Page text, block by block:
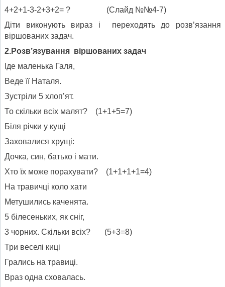
4+2+1-3-2+3+2= ? (Слайд №№4-7)
Діти виконують вираз і переходять до розв’язання
віршованих задач.
2.Розв’язування віршованих задач
Іде маленька Галя,
Веде її Наталя.
Зустріли 5 хлоп’ят.
То скільки всіх малят? (1+1+5=7)
Біля річки у кущі
Заховалися хрущі:
Дочка, син, батько і мати.
Хто їх може порахувати? (1+1+1+1=4)
На травичці коло хати
Метушились каченята.
5 білесеньких, як сніг,
3 чорних. Скільки всіх? (5+3=8)
Три веселі киці
Грались на травиці.
Враз одна сховалась.